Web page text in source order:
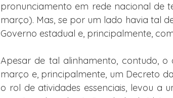
pronunciamento em rede nacional de
março). Mas, se por um lado havia tal
Governo estadual e, principalmente,
Apesar de tal alinhamento, contudo,
março e, principalmente, um Decreto
o rol de atividades essenciais, levou a